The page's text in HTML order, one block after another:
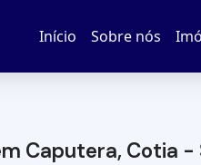
Sobre nós
Início
Caputera, Cotia -